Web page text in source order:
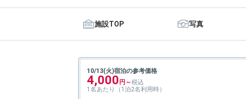
施設TOP 写真
10/13(火)宿泊の参考価格
4,000
1名あたり（1泊2名利用時）